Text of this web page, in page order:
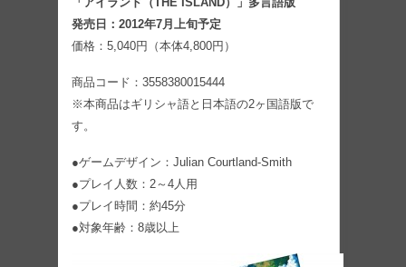
発売日：2012年7月上旬予定
価格：5,040円（本体4,800円）
商品コード：3558380015444
※本商品はギリシャ語と日本語の2ヶ国語版で
す。
●ゲームデザイン：Julian Courtland-Smith
●プレイ人数：2～4人用
●プレイ時間：約45分
●対象年齢：8歳以上